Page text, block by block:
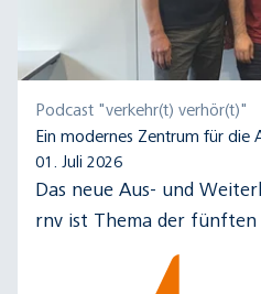
Podcast "verkehr(t) verhör(t)"
Ein modernes Zentrum für die
01. Juli 2026
Das neue Aus- und
rnv ist Thema der
Staffel des rnv-Podcasts